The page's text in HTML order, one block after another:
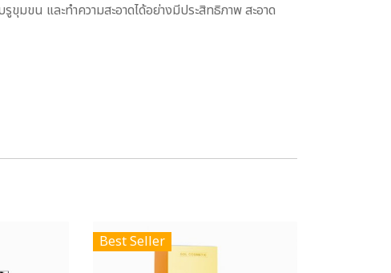
ขน และทำความสะอาดได้อย่างมีประสิทธิภาพ สะอาด
Best Seller